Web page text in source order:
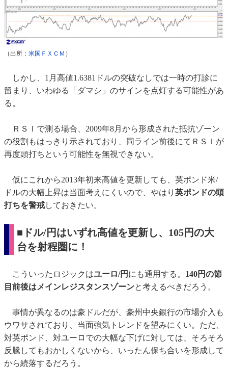
（出所： 米国ＦＸＣＭ ）
しかし、1月高値1.6381ドルの突破なしでは一時の打診に
留まり、いわゆる「ダマシ」のサインを点灯する可能性があ
る。
ＲＳＩで測る場合、2009年8月から形成された抵抗ゾーン
の役割もはっきり示されており、同ライン前後にてＲＳＩが
再度頭打ちという可能性を無視できない。
仮にこれから2013年初来高値を更新しても、英ポンド米/
ドルの大幅上昇は当面考えにくいので、やはり 英ポンドの頭
打ちを警戒しておきたい。
■ドル/円はいずれ高値を更新し、105円の大
台を射程圏に！
こういったロジックはユーロ/円 にも通用する。 140円の節
目前後はメインレジスタンスゾーンと考えるべきだろう。
事情が異なるのは豪ドルだが、豪州中央銀行の市場介入も
ウワサされており、当面強気トレンドを望みにくい。ただ、
対英ポンド、対ユーロでの大幅な下げに対しては、そろそろ
反騰してもおかしくないから、いったん保ち合いを形成して
から続落するだろう。